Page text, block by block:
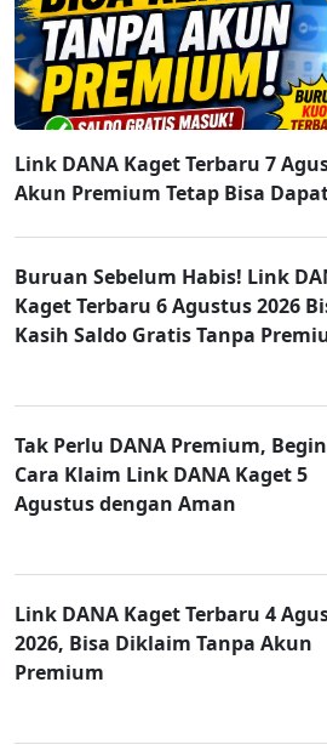
Link DANA Kaget Terbaru 7
Akun Premium Tetap Bisa
Buruan Sebelum Habis! Link
Kaget Terbaru 6 Agustus 2026
Kasih Saldo Gratis Tanpa
Tak Perlu DANA Premium,
Cara Klaim Link DANA Kaget 5
Agustus dengan Aman
Link DANA Kaget Terbaru 4
2026, Bisa Diklaim Tanpa Akun
Premium